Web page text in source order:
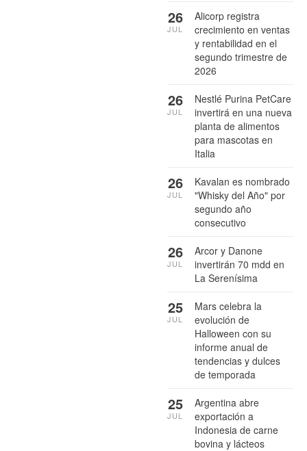
Alicorp registra
crecimiento en ventas
y rentabilidad en el
segundo trimestre de
2026
26
JUL
Nestlé Purina PetCare
invertirá en una nueva
planta de alimentos
para mascotas en
Italia
26
JUL
Kavalan es nombrado
"Whisky del Año" por
segundo año
consecutivo
26
JUL
Arcor y Danone
invertirán 70 mdd en
La Serenísima
26
JUL
Mars celebra la
evolución de
Halloween con su
informe anual de
tendencias y dulces
de temporada
25
JUL
Argentina abre
exportación a
Indonesia de carne
bovina y lácteos
25
JUL